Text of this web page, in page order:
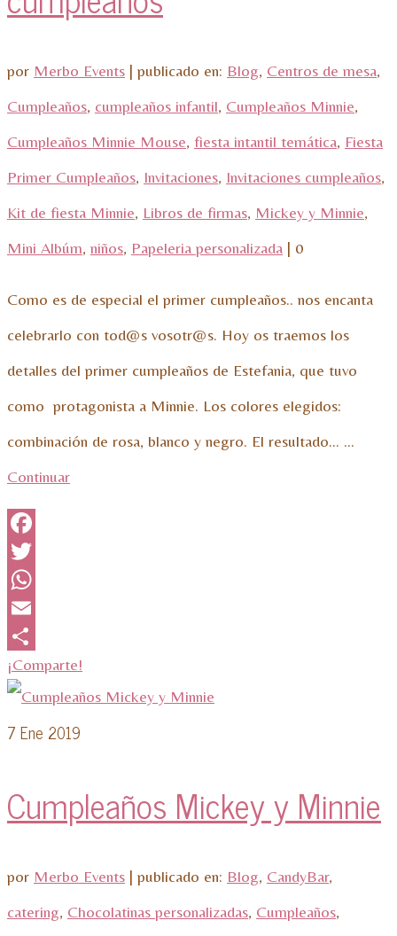
por Merbo Events | publicado en: Blog, Centros de mesa,
Cumpleaños, cumpleaños infantil, Cumpleaños Minnie,
Cumpleaños Minnie Mouse, fiesta intantil temática, Fiesta
Primer Cumpleaños, Invitaciones, Invitaciones cumpleaños,
Kit de fiesta Minnie, Libros de firmas, Mickey y Minnie,
Mini Albúm, niños, Papeleria personalizada | 0
Como es de especial el primer cumpleaños.. nos encanta
celebrarlo con tod@s vosotr@s. Hoy os traemos los
detalles del primer cumpleaños de Estefania, que tuvo
como protagonista a Minnie. Los colores elegidos:
combinación de rosa, blanco y negro. El resultado… …
Continuar
Facebook
Twitter
WhatsApp
Email
¡Comparte!
7 Ene 2019
Cumpleaños Mickey y Minnie
por Merbo Events | publicado en: Blog, CandyBar,
catering, Chocolatinas personalizadas, Cumpleaños,